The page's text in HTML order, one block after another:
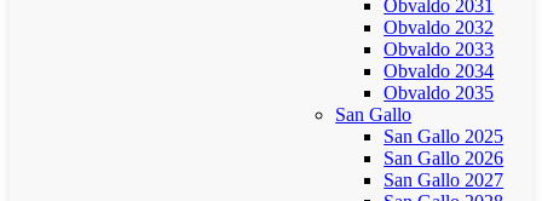
Obvaldo 2031
Obvaldo 2032
Obvaldo 2033
Obvaldo 2034
Obvaldo 2035
San Gallo
San Gallo 2025
San Gallo 2026
San Gallo 2027